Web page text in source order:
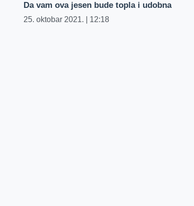
Da vam ova jesen bude topla i udobna
25. oktobar 2021. 12:18